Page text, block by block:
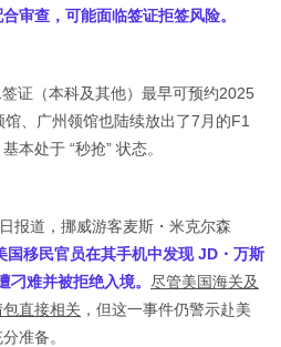
审查，可能面临签证拒签风险。
证（本科及其他）最早可预约2025
、广州领馆也陆续放出了7月的F1
本处于 “秒抢” 状态。
报道，挪威游客麦斯・米克尔森
国移民官员在其手机中发现 JD・万斯
刁难并被拒绝入境。 尽管美国海关及
直接相关 ，但这一事件仍警示赴美
准备。